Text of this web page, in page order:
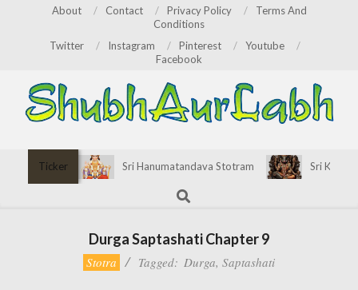
About Contact Privacy Policy
Terms And
Conditions
Twitter
Instagram Pinterest
Youtube
Facebook
Ticker Sri Hanumatandava Stotram
Sri Kirata
Search
Durga Saptashati Chapter 9
Stotra Tagged: Durga, Saptashati